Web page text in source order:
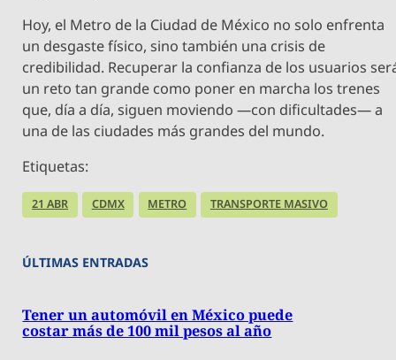
Hoy, el Metro de la Ciudad de México no solo enfrenta
un desgaste físico, sino también una crisis de
credibilidad. Recuperar la confianza de los usuarios
un reto tan grande como poner en marcha los trenes
que, día a día, siguen moviendo —con dificultades— a
una de las ciudades más grandes del mundo.
Etiquetas:
21 ABR CDMX METRO TRANSPORTE MASIVO
ÚLTIMAS ENTRADAS
Tener un automóvil en México puede
costar más de 100 mil pesos al año